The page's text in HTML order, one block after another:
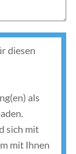
diesen
als
sich mit
mit Ihnen